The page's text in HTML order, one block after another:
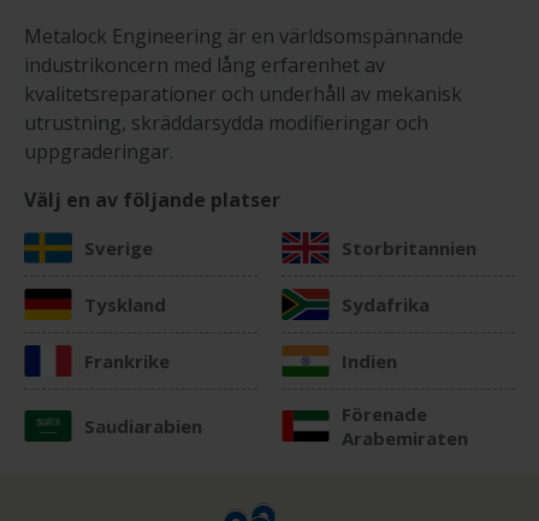
Metalock Engineering är en världsomspännande
industrikoncern med lång erfarenhet av
kvalitetsreparationer och underhåll av mekanisk
utrustning, skräddarsydda modifieringar och
uppgraderingar.
Välj en av följande platser
Sverige Storbritannien
Tyskland Sydafrika
Frankrike Indien
Saudiarabien
Förenade
Arabemiraten